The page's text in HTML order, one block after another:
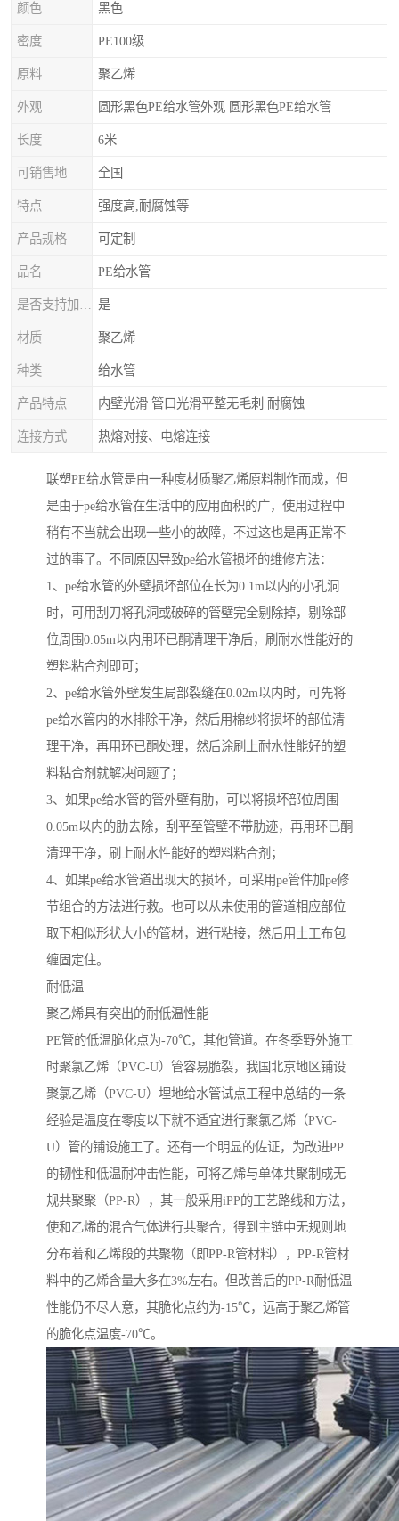
颜色 黑色
密度 PE100级
原料 聚乙烯
外观 圆形黑色PE给水管外观 圆形黑色PE给水管
长度 6米
可销售地 全国
特点 强度高,耐腐蚀等
产品规格 可定制
品名 PE给水管
是
材质 聚乙烯
种类 给水管
产品特点 内壁光滑 管口光滑平整无毛刺 耐腐蚀
连接方式 热熔对接、电熔连接
联塑PE给水管是由一种度材质聚乙烯原料制作而成，但
是由于pe给水管在生活中的应用面积的广，使用过程中
稍有不当就会出现一些小的故障，不过这也是再正常不
过的事了。不同原因导致pe给水管损坏的维修方法：
1、pe给水管的外壁损坏部位在长为0.1m以内的小孔洞
时，可用刮刀将孔洞或破碎的管壁完全剔除掉，剔除部
位周围0.05m以内用环已酮清理干净后，刷耐水性能好的
塑料粘合剂即可；
2、pe给水管外壁发生局部裂缝在0.02m以内时，可先将
pe给水管内的水排除干净，然后用棉纱将损坏的部位清
理干净，再用环已酮处理，然后涂刷上耐水性能好的塑
料粘合剂就解决问题了；
3、如果pe给水管的管外壁有肋，可以将损坏部位周围
0.05m以内的肋去除，刮平至管壁不带肋迹，再用环已酮
清理干净，刷上耐水性能好的塑料粘合剂；
4、如果pe给水管道出现大的损坏，可采用pe管件加pe修
节组合的方法进行救。也可以从未使用的管道相应部位
取下相似形状大小的管材，进行粘接，然后用土工布包
缠固定住。
耐低温
聚乙烯具有突出的耐低温性能
PE管的低温脆化点为-70℃，其他管道。在冬季野外施工
时聚氯乙烯（PVC-U）管容易脆裂，我国北京地区铺设
聚氯乙烯（PVC-U）埋地给水管试点工程中总结的一条
经验是温度在零度以下就不适宜进行聚氯乙烯（PVC-
U）管的铺设施工了。还有一个明显的佐证，为改进PP
的韧性和低温耐冲击性能，可将乙烯与单体共聚制成无
规共聚聚（PP-R），其一般采用iPP的工艺路线和方法，
使和乙烯的混合气体进行共聚合，得到主链中无规则地
分布着和乙烯段的共聚物（即PP-R管材料），PP-R管材
料中的乙烯含量大多在3%左右。但改善后的PP-R耐低温
性能仍不尽人意，其脆化点约为-15℃，远高于聚乙烯管
的脆化点温度-70℃。